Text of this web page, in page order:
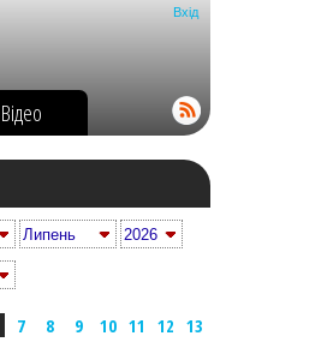
Вхід
Відео
7 8 9 10 11 12 13